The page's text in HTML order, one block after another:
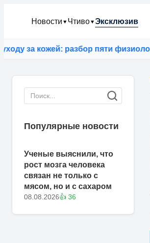
Новости ▼ Чтиво▼Эксклюзив
кожей: разбор пяти
Популярные новости
Ученые выяснили, что
рост мозга человека
связан не только с
мясом, но и с сахаром
08.08.2026👍 36